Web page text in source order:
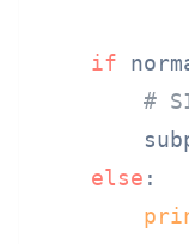
if
#
else :